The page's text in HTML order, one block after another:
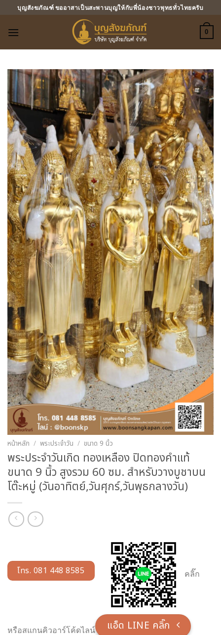
บุญสังฆภัณฑ์ ขออาสาเป็นสะพานบุญให้กับพี่น้องชาวพุทธทั่วไทยครับ
0
หน้าหลัก / พระประจำวัน / ขนาด 9 นิ้ว
พระประจำวันเกิด ทองเหลือง ปิดทองคำแท้
ขนาด 9 นิ้ว สูงรวม 60 ซม. สำหรับวางบูชาบน
โต๊ะหมู่ (วันอาทิตย์,วันศุกร์,วันพุธกลางวัน)
โทร. 081 448 8585 คลิ๊ก
หรือสแกนคิวอาร์โค้ดไลน์ แอ็ด LINE คลิ๊ก